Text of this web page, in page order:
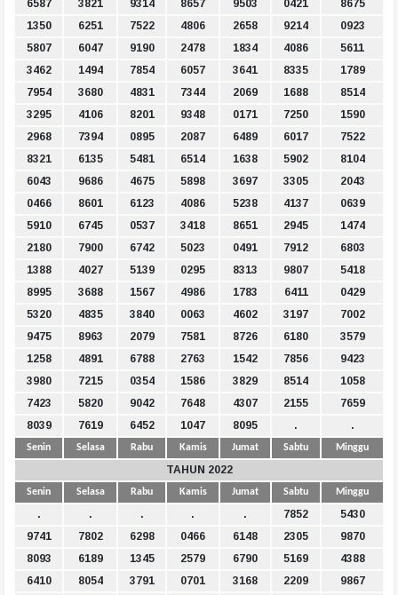
6587
3821 9314 8657 9503 0421
8675
1350
6251 7522 4806 2658 9214
0923
5807
6047 9190 2478 1834 4086
5611
3462
1494 7854 6057 3641 8335
1789
7954
3680 4831 7344 2069 1688
8514
3295
4106 8201 9348 0171 7250
1590
2968
7394 0895 2087 6489 6017
7522
8321
6135 5481 6514 1638 5902
8104
6043
9686 4675 5898 3697 3305
2043
0466
8601 6123 4086 5238 4137
0639
5910
6745 0537 3418 8651 2945
1474
2180
7900 6742 5023 0491 7912
6803
1388
4027 5139 0295 8313 9807
5418
8995
3688 1567 4986 1783 6411
0429
5320
4835 3840 0063 4602 3197
7002
9475
8963 2079 7581 8726 6180
3579
1258
4891 6788 2763 1542 7856
9423
3980
7215 0354 1586 3829 8514
1058
7423
5820 9042 7648 4307 2155
7659
8039
7619 6452 1047 8095 . .
Senin Selasa Rabu Kamis Jumat Sabtu Minggu
TAHUN 2022
Senin Selasa Rabu Kamis Jumat Sabtu Minggu
. . . . . 7852
5430
9741
7802 6298 0466 6148 2305
9870
8093
6189 1345 2579 6790 5169
4388
6410
8054 3791 0701 3168 2209
9867